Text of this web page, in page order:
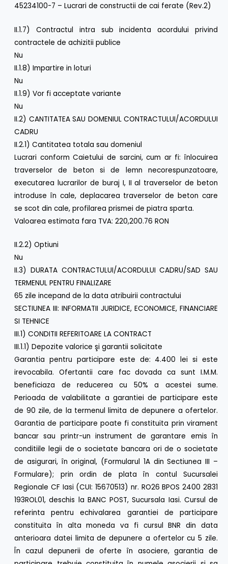
45234100-7 – Lucrari de constructii de cai ferate (Rev.2)
II.1.7) Contractul intra sub incidenta acordului privind
contractele de achizitii publice
Nu
II.1.8) Impartire in loturi
Nu
II.1.9) Vor fi acceptate variante
Nu
II.2) CANTITATEA SAU DOMENIUL CONTRACTULUI/ACORDULUI
CADRU
II.2.1) Cantitatea totala sau domeniul
Lucrari conform Caietului de sarcini, cum ar fi: înlocuirea
traverselor de beton si de lemn necorespunzatoare,
executarea lucrarilor de buraj I, II al traverselor de beton
introduse în cale, deplacarea traverselor de beton care
se scot din cale, profilarea prismei de piatra sparta.
Valoarea estimata fara TVA: 220,200.76 RON
II.2.2) Optiuni
Nu
II.3) DURATA CONTRACTULUI/ACORDULUI CADRU/SAD SAU
TERMENUL PENTRU FINALIZARE
65 zile incepand de la data atribuirii contractului
SECTIUNEA III: INFORMATII JURIDICE, ECONOMICE, FINANCIARE
SI TEHNICE
III.1) CONDITII REFERITOARE LA CONTRACT
III.1.1) Depozite valorice şi garantii solicitate
Garantia pentru participare este de: 4.400 lei si este
irevocabila. Ofertantii care fac dovada ca sunt I.M.M.
beneficiaza de reducerea cu 50% a acestei sume.
Perioada de valabilitate a garantiei de participare este
de 90 zile, de la termenul limita de depunere a ofertelor.
Garantia de participare poate fi constituita prin virament
bancar sau printr-un instrument de garantare emis în
conditiile legii de o societate bancara ori de o societate
de asigurari, în original, (Formularul 1A din Sectiunea III –
Formulare); prin ordin de plata în contul Sucursalei
Regionale CF Iasi (CUI: 15670513) nr. RO26 BPOS 2400 2831
193ROL01, deschis la BANC POST, Sucursala Iasi. Cursul de
referinta pentru echivalarea garantiei de participare
constituita în alta moneda va fi cursul BNR din data
anterioara datei limita de depunere a ofertelor cu 5 zile.
În cazul depunerii de oferte în asociere, garantia de